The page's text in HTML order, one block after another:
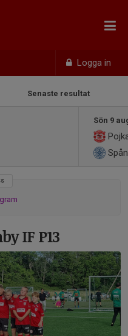
Logga in
Senaste resultat
Sön 9
IF P13